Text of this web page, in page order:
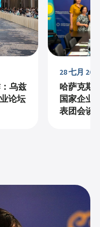
乌兹
论坛
28 七月
哈萨克斯
国家企业
表团会谈...